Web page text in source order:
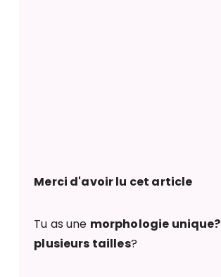
Merci d'avoir lu cet article
Tu as une morphologie unique?
plusieurs tailles?